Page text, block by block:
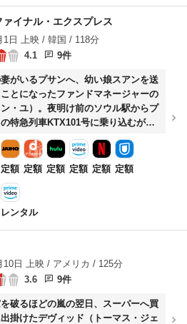
ァイナル・エクスプレス
1日 上映 / 韓国 / 118分
4.1
9件
がいるプサンへ、幼い娘スアンを送
とになったファンドマネージャーの
・ユ）。夜明け前のソウル駅からプ
特急列車KTX101号に乗り込むが、
感染者を狂暴化させるウイルスに侵
も乗ってくる。そして乗務員が彼女
かれ、瞬く間に車内はパニック状態
その妻ソンギョン（チョン・ユミ）
車両の後方へ避難する。やがて彼ら
定額 定額 定額 定額 定額 定額
レンタル
10日 上映 / アメリカ / 125分
3.6
9件
破るほどの嵐の翌日、スーパーへ買
掛けたデヴィッド（トーマス・ジェ